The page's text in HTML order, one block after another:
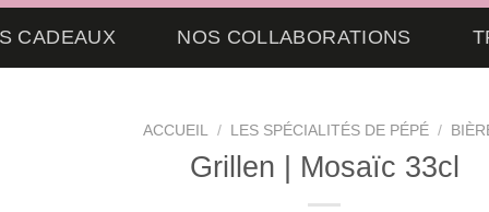
CADEAUX NOS COLLABORATIONS
ACCUEIL / LES SPÉCIALITÉS DE PÉPÉ /
Grillen | Mosaïc 33cl